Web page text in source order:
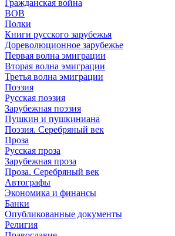
Гражданская война
ВОВ
Полки
Книги русского зарубежья
Дореволюционное зарубежье
Первая волна эмиграции
Вторая волна эмиграции
Третья волна эмиграции
Поэзия
Русская поэзия
Зарубежная поэзия
Пушкин и пушкиниана
Поэзия. Серебряный век
Проза
Русская проза
Зарубежная проза
Проза. Серебряный век
Автографы
Экономика и финансы
Банки
Опубликованные документы
Религия